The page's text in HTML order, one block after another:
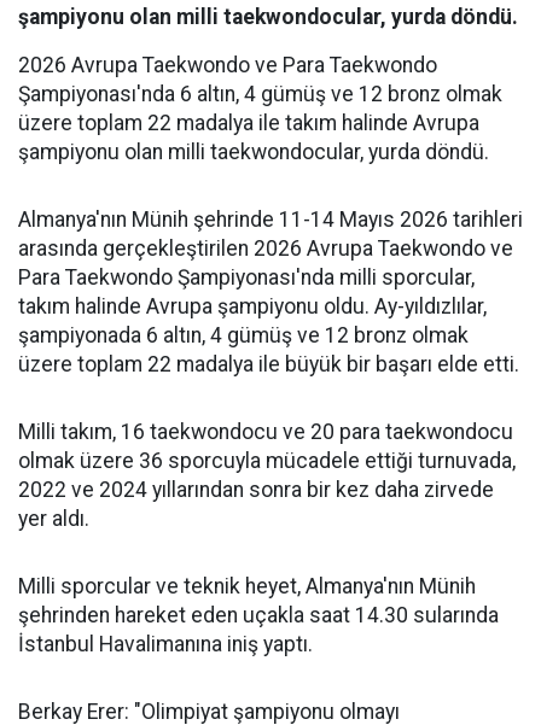
şampiyonu olan milli taekwondocular, yurda döndü.
2026 Avrupa Taekwondo ve Para Taekwondo
Şampiyonası'nda 6 altın, 4 gümüş ve 12 bronz olmak
üzere toplam 22 madalya ile takım halinde Avrupa
şampiyonu olan milli taekwondocular, yurda döndü.
Almanya'nın Münih şehrinde 11-14 Mayıs 2026 tarihleri
arasında gerçekleştirilen 2026 Avrupa Taekwondo ve
Para Taekwondo Şampiyonası'nda milli sporcular,
takım halinde Avrupa şampiyonu oldu. Ay-yıldızlılar,
şampiyonada 6 altın, 4 gümüş ve 12 bronz olmak
üzere toplam 22 madalya ile büyük bir başarı elde etti.
Milli takım, 16 taekwondocu ve 20 para taekwondocu
olmak üzere 36 sporcuyla mücadele ettiği turnuvada,
2022 ve 2024 yıllarından sonra bir kez daha zirvede
yer aldı.
Milli sporcular ve teknik heyet, Almanya'nın Münih
şehrinden hareket eden uçakla saat 14.30 sularında
İstanbul Havalimanına iniş yaptı.
Berkay Erer: "Olimpiyat şampiyonu olmayı